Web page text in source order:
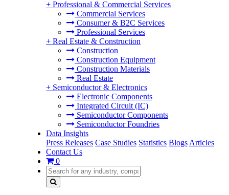
+ Professional & Commercial Services
Commercial Services
Consumer & B2C Services
Professional Services
+ Real Estate & Construction
Construction
Construction Equipment
Construction Materials
Real Estate
+ Semiconductor & Electronics
Electronic Components
Integrated Circuit (IC)
Semiconductor Components
Semiconductor Foundries
Data Insights
Press Releases Case Studies Statistics Blogs Articles
Contact Us
0